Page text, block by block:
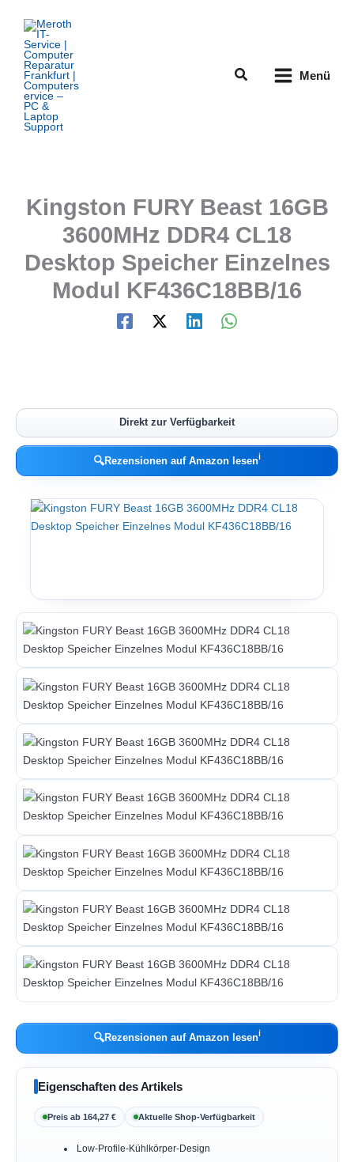
Inhalt
springen
Suchen Menü
Kingston FURY Beast 16GB
3600MHz DDR4 CL18
Desktop Speicher Einzelnes
Modul KF436C18BB/16
Direkt zur Verfügbarkeit
🔍Rezensionen auf Amazon lesenℹ︎
🔍Rezensionen auf Amazon lesenℹ︎
Eigenschaften des Artikels
Preis ab 164,27 € Aktuelle Shop-Verfügbarkeit
Low-Profile-Kühlkörper-Design